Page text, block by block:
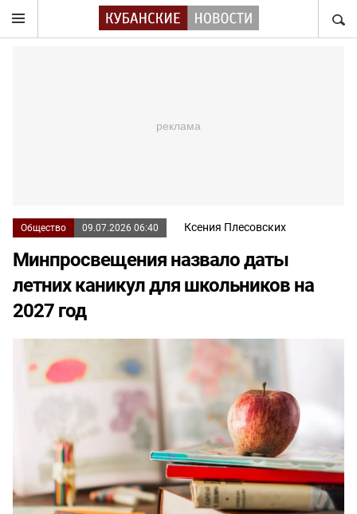
Общество 09.07.2026 06:40 Ксения Плесовских
Минпросвещения назвало даты
летних каникул для школьников на
2027 год